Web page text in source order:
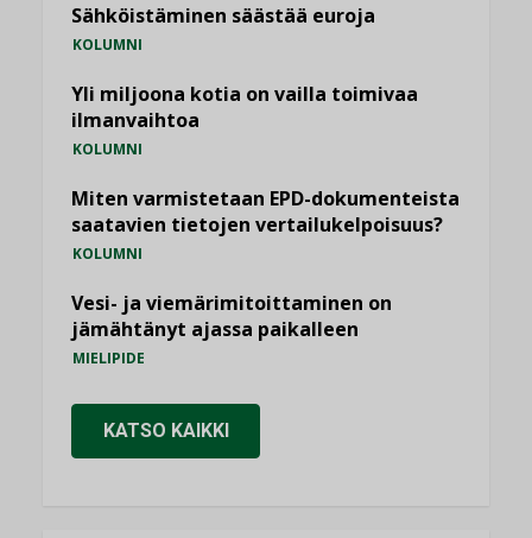
Sähköistäminen säästää euroja
KOLUMNI
Yli miljoona kotia on vailla toimivaa
ilmanvaihtoa
KOLUMNI
Miten varmistetaan EPD-dokumenteista
saatavien tietojen vertailukelpoisuus?
KOLUMNI
Vesi- ja viemärimitoittaminen on
jämähtänyt ajassa paikalleen
MIELIPIDE
KATSO KAIKKI